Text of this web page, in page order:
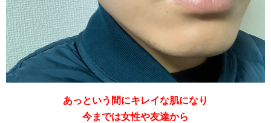
あっという間にキレイな肌になり
今までは女性や友達から